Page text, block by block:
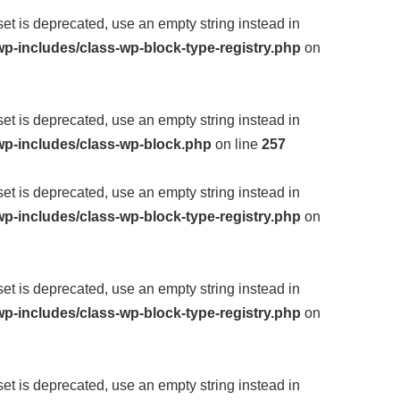
is deprecated, use an empty string instead in
includes/class-wp-block-type-registry.php on
is deprecated, use an empty string instead in
includes/class-wp-block.php on line 257
is deprecated, use an empty string instead in
includes/class-wp-block-type-registry.php on
is deprecated, use an empty string instead in
includes/class-wp-block-type-registry.php on
is deprecated, use an empty string instead in